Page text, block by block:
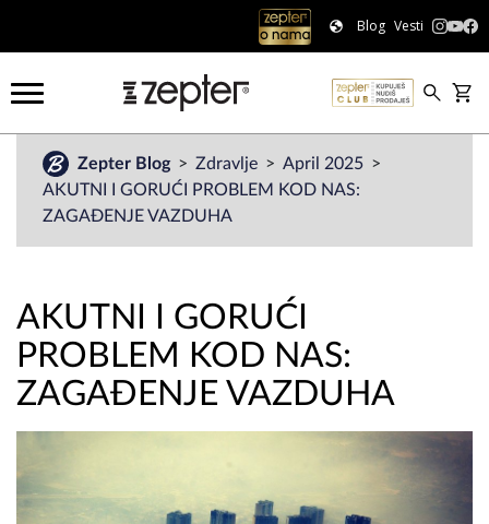
Blog Vesti
Zepter Blog Zdravlje
April 2025
AKUTNI I GORUĆI PROBLEM KOD NAS:
ZAGAĐENJE VAZDUHA
AKUTNI I GORUĆI
PROBLEM KOD NAS:
ZAGAĐENJE VAZDUHA